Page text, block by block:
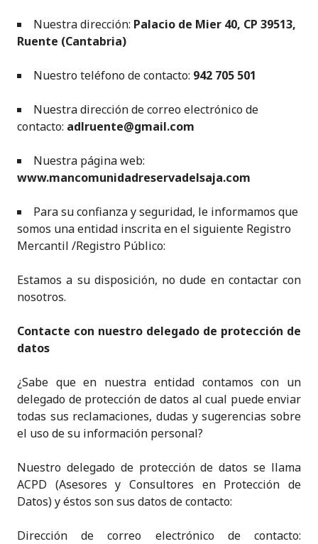
Nuestra dirección: Palacio de Mier 40, CP 39513,
Ruente (Cantabria)
Nuestro teléfono de contacto: 942 705 501
Nuestra dirección de correo electrónico de
contacto: adlruente@gmail.com
Nuestra página web:
www.mancomunidadreservadelsaja.com
Para su confianza y seguridad, le informamos que
somos una entidad inscrita en el siguiente Registro
Mercantil /Registro Público:
Estamos a su disposición, no dude en contactar con
nosotros.
Contacte con nuestro delegado de protección de
datos
¿Sabe que en nuestra entidad contamos con un
delegado de protección de datos al cual puede enviar
todas sus reclamaciones, dudas y sugerencias sobre
el uso de su información personal?
Nuestro delegado de protección de datos se llama
ACPD (Asesores y Consultores en Protección de
Datos) y éstos son sus datos de contacto:
Dirección de correo electrónico de contacto: